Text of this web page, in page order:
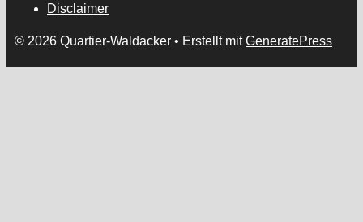
Disclaimer
© 2026 Quartier-Waldacker • Erstellt mitGeneratePress